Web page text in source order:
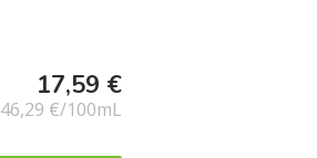
17,59 €
46,29 €/100mL